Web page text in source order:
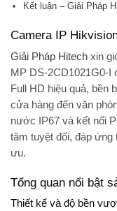
Kết luận – Giải Pháp
Camera IP
Giải Pháp Hitech xin
MP DS-2CD1021G0-I
Full HD hiệu quả, bền
cửa hàng đến văn
nước IP67 và kết nối
tâm tuyệt đối, đáp ứng
ưu.
Tổng quan nổi bật
Thiết kế và độ bền